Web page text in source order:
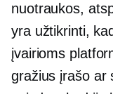
nuotraukos,
yra užtikrinti,
įvairioms
gražius įrašo ar